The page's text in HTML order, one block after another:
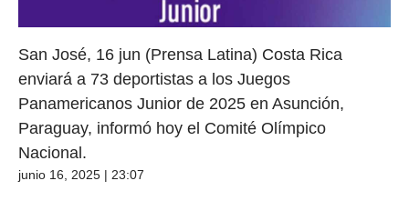
San José, 16 jun (Prensa Latina) Costa Rica
enviará a 73 deportistas a los Juegos
Panamericanos Junior de 2025 en Asunción,
Paraguay, informó hoy el Comité Olímpico
Nacional.
junio 16, 2025 | 23:07